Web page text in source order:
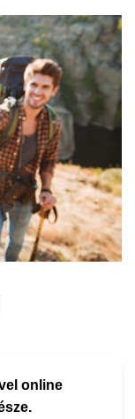
online